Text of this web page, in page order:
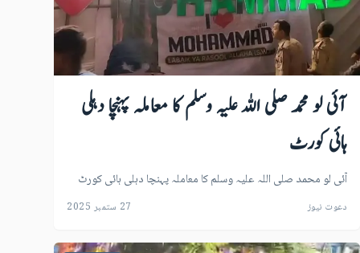
آئی لو محمد صلی اللہ علیہ وسلم کا معاملہ پہنچا دہلی
ہائی کورٹ
آئی لو محمد صلی اللہ علیہ وسلم کا معاملہ پہنچا دہلی ہائی کورٹ
دعوت نیوز 27 ستمبر 2025